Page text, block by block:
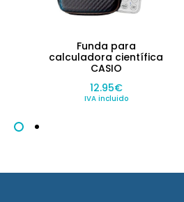
era: 15.90€.
actual es: 12.90€.
Funda para
calculadora científica
CASIO
12.95€
IVA incluido